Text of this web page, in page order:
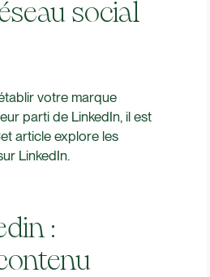
social
votre marque
parti de LinkedIn, il est
article explore les
LinkedIn.
: